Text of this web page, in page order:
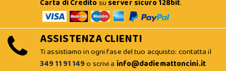
Carta di Creditosu server sicuro 128bit.
ASSISTENZA CLIENTI
Ti assistiamo in ogni fase del tuo acquisto: contatta il
349 11 91 149o scrivi a info@dadiemattoncini.it